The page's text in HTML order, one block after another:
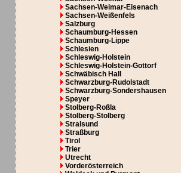
Sachsen-Weimar-Eisenach
Sachsen-Weißenfels
Salzburg
Schaumburg-Hessen
Schaumburg-Lippe
Schlesien
Schleswig-Holstein
Schleswig-Holstein-Gottorf
Schwäbisch Hall
Schwarzburg-Rudolstadt
Schwarzburg-Sondershausen
Speyer
Stolberg-Roßla
Stolberg-Stolberg
Stralsund
Straßburg
Tirol
Trier
Utrecht
Vorderösterreich